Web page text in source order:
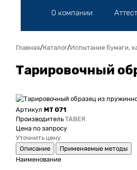
О компании
Главная/Каталог/Испытание бумаги,
Тарировочный
Артикул МТ 071
Производитель TABER
Цена по запросу
Уточнить цену
Описание
Применяемые методы
Наименование